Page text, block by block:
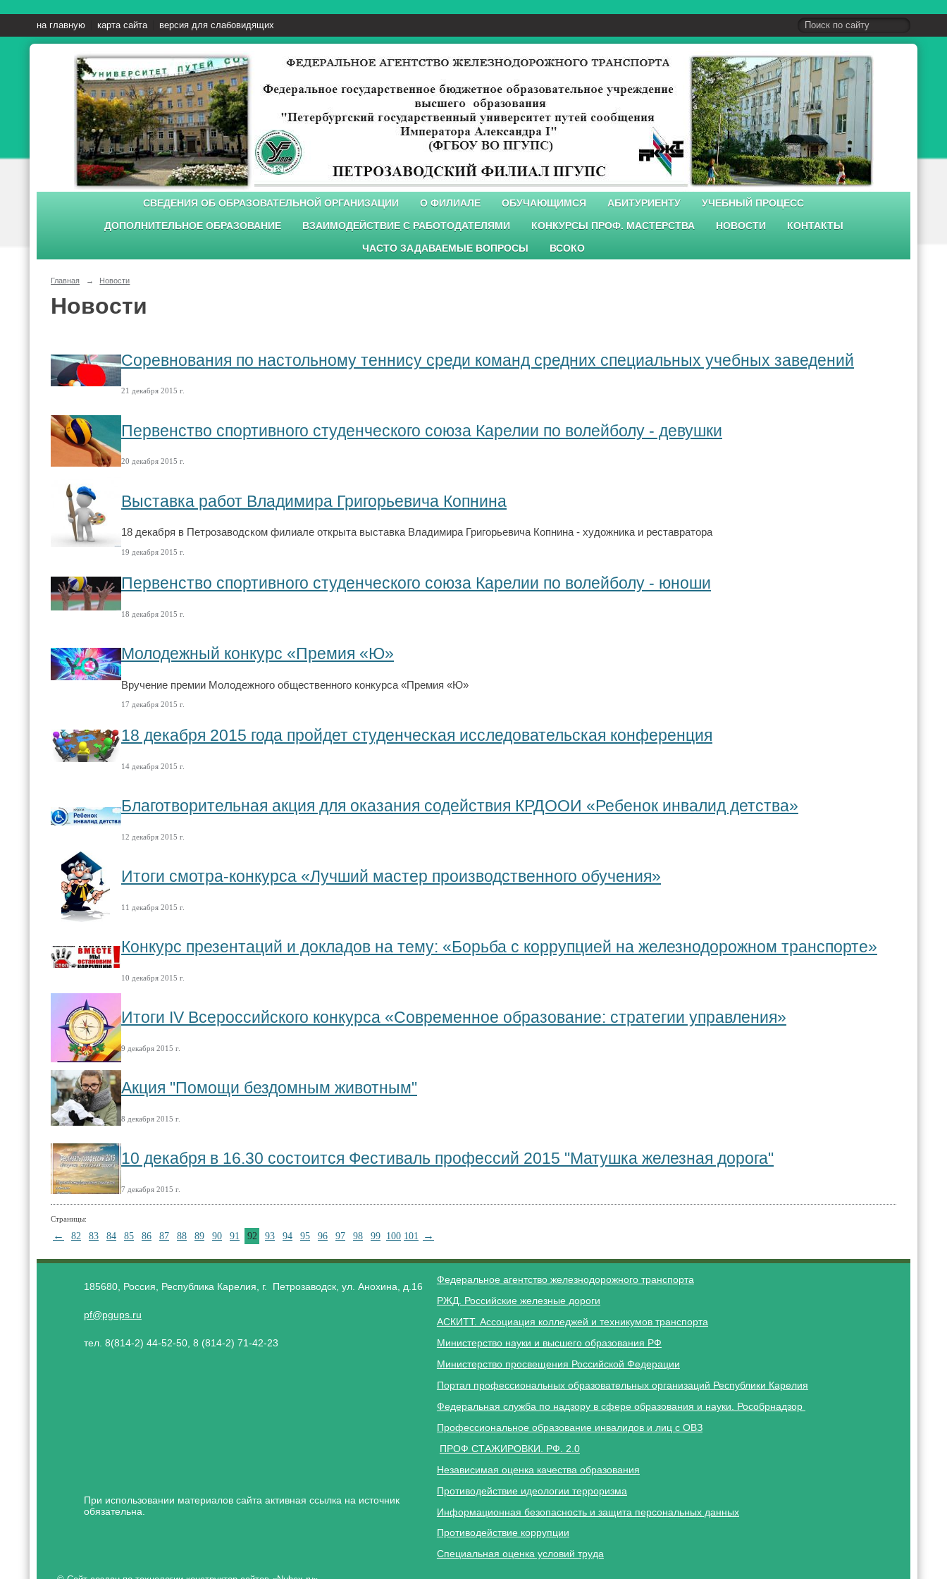
на главную карта сайта версия для слабовидящих
СВЕДЕНИЯ ОБ ОБРАЗОВАТЕЛЬНОЙ ОРГАНИЗАЦИИ О ФИЛИАЛЕ ОБУЧАЮЩИМСЯ АБИТУРИЕНТУ УЧЕБНЫЙ ПРОЦЕСС
ДОПОЛНИТЕЛЬНОЕ ОБРАЗОВАНИЕ ВЗАИМОДЕЙСТВИЕ С РАБОТОДАТЕЛЯМИ КОНКУРСЫ ПРОФ. МАСТЕРСТВА НОВОСТИ КОНТАКТЫ
ЧАСТО ЗАДАВАЕМЫЕ ВОПРОСЫ ВСОКО
Главная → Новости
Новости
Соревнования по настольному теннису среди команд средних специальных учебных заведений
21 декабря 2015 г.
Первенство спортивного студенческого союза Карелии по волейболу - девушки
20 декабря 2015 г.
Выставка работ Владимира Григорьевича Копнина
18 декабря в Петрозаводском филиале открыта выставка Владимира Григорьевича Копнина - художника и реставратора
19 декабря 2015 г.
Первенство спортивного студенческого союза Карелии по волейболу - юноши
18 декабря 2015 г.
Молодежный конкурс «Премия «Ю»
Вручение премии Молодежного общественного конкурса «Премия «Ю»
17 декабря 2015 г.
18 декабря 2015 года пройдет студенческая исследовательская конференция
14 декабря 2015 г.
Благотворительная акция для оказания содействия КРДООИ «Ребенок инвалид детства»
12 декабря 2015 г.
Итоги смотра-конкурса «Лучший мастер производственного обучения»
11 декабря 2015 г.
Конкурс презентаций и докладов на тему: «Борьба с коррупцией на железнодорожном транспорте»
10 декабря 2015 г.
Итоги IV Всероссийского конкурса «Современное образование: стратегии управления»
9 декабря 2015 г.
Акция "Помощи бездомным животным"
8 декабря 2015 г.
10 декабря в 16.30 состоится Фестиваль профессий 2015 "Матушка железная дорога"
7 декабря 2015 г.
Страницы:
← 82 83 84 85 86 87 88 89 90 91 92 93 94 95 96 97 98 99 100 101 →
185680, Россия, Республика Карелия, г. Петрозаводск, ул. Анохина, д.16
Федеральное агентство железнодорожного транспорта
РЖД. Российские железные дороги
АСКИТТ. Ассоциация колледжей и техникумов транспорта
Министерство науки и высшего образования РФ
Министерство просвещения Российской Федерации
Портал профессиональных образовательных организаций Республики Карелия
Федеральная служба по надзору в сфере образования и науки. Рособрнадзор
Профессиональное образование инвалидов и лиц с ОВЗ
ПРОФ СТАЖИРОВКИ. РФ. 2.0
Независимая оценка качества образования
Противодействие идеологии терроризма
Информационная безопасность и защита персональных данных
Противодействие коррупции
Специальная оценка условий труда
pf@pgups.ru
тел. 8(814-2) 44-52-50, 8 (814-2) 71-42-23
При использовании материалов сайта активная ссылка на источник
обязательна.